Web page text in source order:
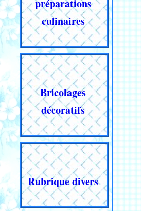
préparations
culinaires
Bricolages
décoratifs
Rubrique divers